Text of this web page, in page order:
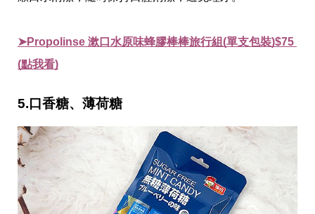
➤Propolinse 漱口水原味蜂膠棒棒旅行組(單支包裝)$75
(點我看)
5.口香糖、薄荷糖